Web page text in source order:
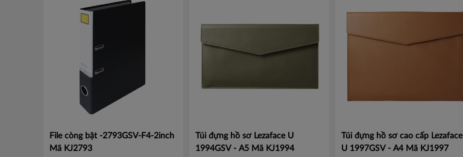
File còng bật -2793GSV-F4-2inch
Mã KJ2793
Túi đựng hồ sơ Lezaface U
1994GSV - A5 Mã KJ1994
Túi đựng hồ sơ cao cấp Lezaface
U 1997GSV - A4 Mã KJ1997